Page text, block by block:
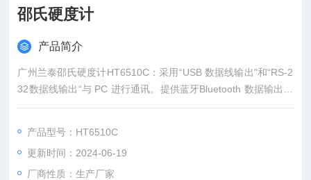
邵氏硬度计
产品简介
广州兰泰邵氏硬度计HT6510C：采用“USB 数据线输出"和“RS-2
32数据线输出“与 PC 进行通讯。提供蓝牙Bluetooth 数据输出选
择。
产品型号：HT6510C
更新时间：2024-06-19
厂商性质：生产厂家